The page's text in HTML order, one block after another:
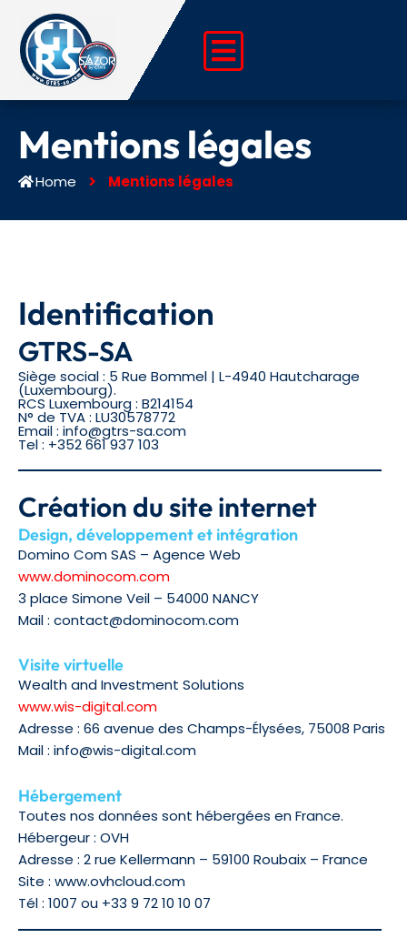
contenu
Mentions légales
Home Mentions légales
Identification
GTRS-SA
Siège social : 5 Rue Bommel | L-4940 Hautcharage
(Luxembourg).
RCS Luxembourg : B214154
N° de TVA : LU30578772
Email : info@gtrs-sa.com
Tel : +352 661 937 103
Création du site internet
Design, développement et intégration
Domino Com SAS – Agence Web
www.dominocom.com
3 place Simone Veil – 54000 NANCY
Mail : contact@dominocom.com
Visite virtuelle
Wealth and Investment Solutions
www.wis-digital.com
Adresse : 66 avenue des Champs-Élysées, 75008 Paris
Mail : info@wis-digital.com
Hébergement
Toutes nos données sont hébergées en France.
Hébergeur : OVH
Adresse : 2 rue Kellermann – 59100 Roubaix – France
Site : www.ovhcloud.com
Tél : 1007 ou +33 9 72 10 10 07